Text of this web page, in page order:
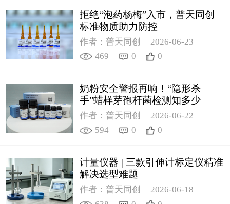
拒绝“泡药杨梅”入市，普天同创
标准物质助力防控
作者：普天同创
2026-06-23
469
0 0
奶粉安全警报再响！“隐形杀
手”蜡样芽孢杆菌检测知多少
作者：普天同创
2026-06-22
594
0 0
计量仪器 | 三款引伸计标定仪精准
解决选型难题
作者：普天同创
2026-06-18